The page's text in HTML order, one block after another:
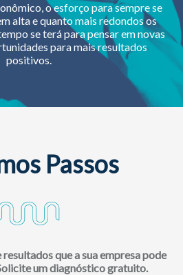
o esforço para sempre se
alta e quanto mais redondos os
se terá para pensar em novas
para mais resultados
positivos.
Passos
que a sua empresa pode
um diagnóstico gratuito.